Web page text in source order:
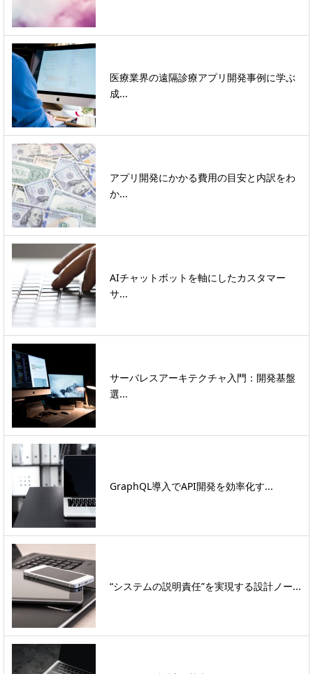
医療業界の遠隔診療アプリ開発事例に学ぶ
成...
アプリ開発にかかる費用の目安と内訳をわ
か...
AIチャットボットを軸にしたカスタマー
サ...
サーバレスアーキテクチャ入門：開発基盤
選...
GraphQL導入でAPI開発を効率化す...
“システムの説明責任”を実現する設計ノー...